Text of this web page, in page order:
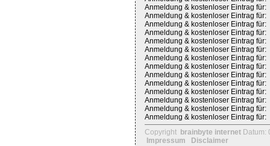
Anmeldung & kostenloser Eintrag für:
Anmeldung & kostenloser Eintrag für:
Anmeldung & kostenloser Eintrag für:
Anmeldung & kostenloser Eintrag für:
Anmeldung & kostenloser Eintrag für:
Anmeldung & kostenloser Eintrag für:
Anmeldung & kostenloser Eintrag für:
Anmeldung & kostenloser Eintrag für:
Anmeldung & kostenloser Eintrag für:
Anmeldung & kostenloser Eintrag für:
Anmeldung & kostenloser Eintrag für:
Anmeldung & kostenloser Eintrag für:
Anmeldung & kostenloser Eintrag für:
Anmeldung & kostenloser Eintrag für:
Copyright brainbyte internet Datum:
Impressum
Disclaimer